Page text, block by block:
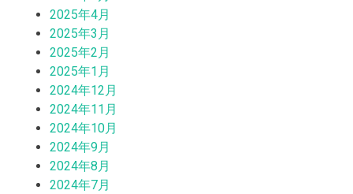
2025年4月
2025年3月
2025年2月
2025年1月
2024年12月
2024年11月
2024年10月
2024年9月
2024年8月
2024年7月